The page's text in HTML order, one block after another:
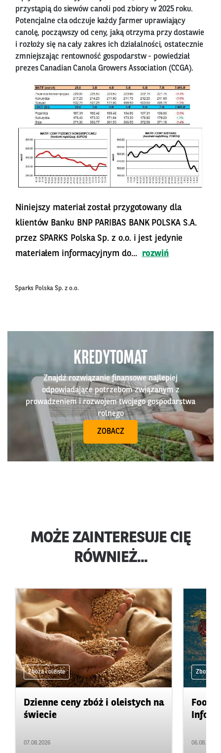
przystąpią do siewów canoli pod zbiory w 2025 roku.
Potencjalne cła odczuje każdy farmer uprawiający
canolę, począwszy od ceny, jaką otrzyma przy dostawie
i rozłoży się na cały zakres ich działalności, ostatecznie
zmniejszając rentowność gospodarstw - powiedział
prezes Canadian Canola Growers Association (CCGA).
Niniejszy materiał został przygotowany dla
klientów Banku BNP PARIBAS BANK POLSKA S.A.
przez SPARKS Polska Sp. z o.o. i jest jedynie
materiałem informacyjnym do...
rozwiń
Sparks Polska Sp. z o.o.
KREDYTOMAT
Znajdź rozwiązanie finansowe najlepiej
odpowiadające potrzebom związanym z
prowadzeniem i rozwojem twojego gospodarstwa
rolnego
ZOBACZ
MOŻE ZAINTERESUJE CIĘ
RÓWNIEŻ...
Zboża i oleiste
Dzienne ceny zbóż i oleistych na
świecie
07.08.2026
Zboża i
06.08.2026